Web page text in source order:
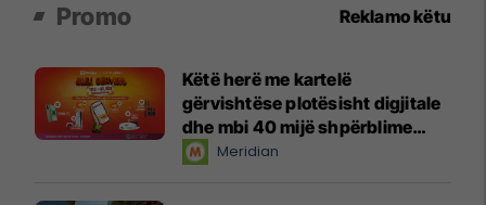
Promo Reklamo këtu
Këtë herë me kartelë
gërvishtëse plotësisht digjitale
dhe mbi 40 mijë shpërblime
instant!Meridian